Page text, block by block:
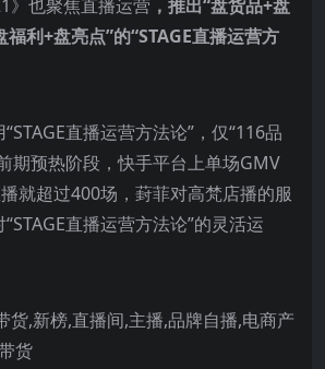
》也聚焦直播运营 ，推出“盘货品+盘
利+盘亮点”的“STAGE直播运营方
直播运营方法论”，仅“116品
期预热阶段，快手平台上单场GMV
就超过400场，葑菲对高梵店播的服
直播运营方法论”的灵活运